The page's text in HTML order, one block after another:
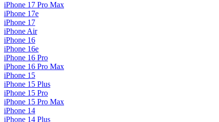
iPhone 17 Pro Max
iPhone 17e
iPhone 17
iPhone Air
iPhone 16
iPhone 16e
iPhone 16 Pro
iPhone 16 Pro Max
iPhone 15
iPhone 15 Plus
iPhone 15 Pro
iPhone 15 Pro Max
iPhone 14
iPhone 14 Plus